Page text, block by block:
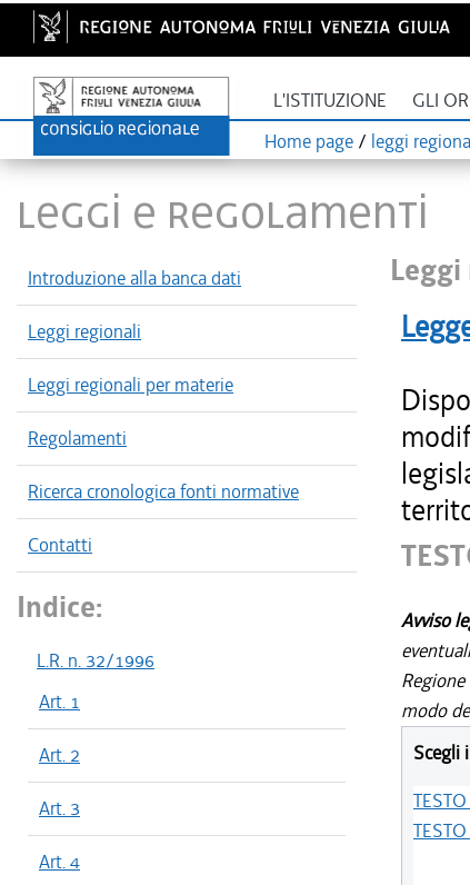
L'ISTITUZIONE GLI
Home page / leggi
LEGGI E REGOLAMENTI
Introduzione alla banca dati
Leggi regionali
Leggi regionali per materie
Regolamenti
Ricerca cronologica fonti normative
Contatti
Indice:
L.R. n. 32/1996
Art. 1
Art. 2
Art. 3
Art. 4
Avviso
modo
Scegli